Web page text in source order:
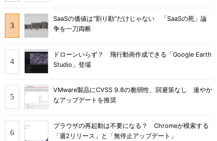
SaaSの価値は“割り勘”だけじゃない 「SaaSの死」論
争を一刀両断
ドローンいらず？ 飛行動画作成できる「Google Earth
Studio」登場
VMware製品にCVSS 9.8の脆弱性、回避策なし 速やか
なアップデートを推奨
ブラウザの再起動は不要になる？ Chromeが模索する
「週2リリース」と「無停止アップデート」